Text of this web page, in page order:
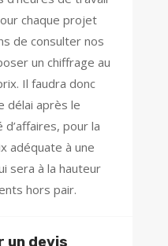
chaque projet
de consulter nos
un chiffrage au
Il faudra donc
délai après le
pour la
adéquate à une
sera à la hauteur
hors pair.
un devis